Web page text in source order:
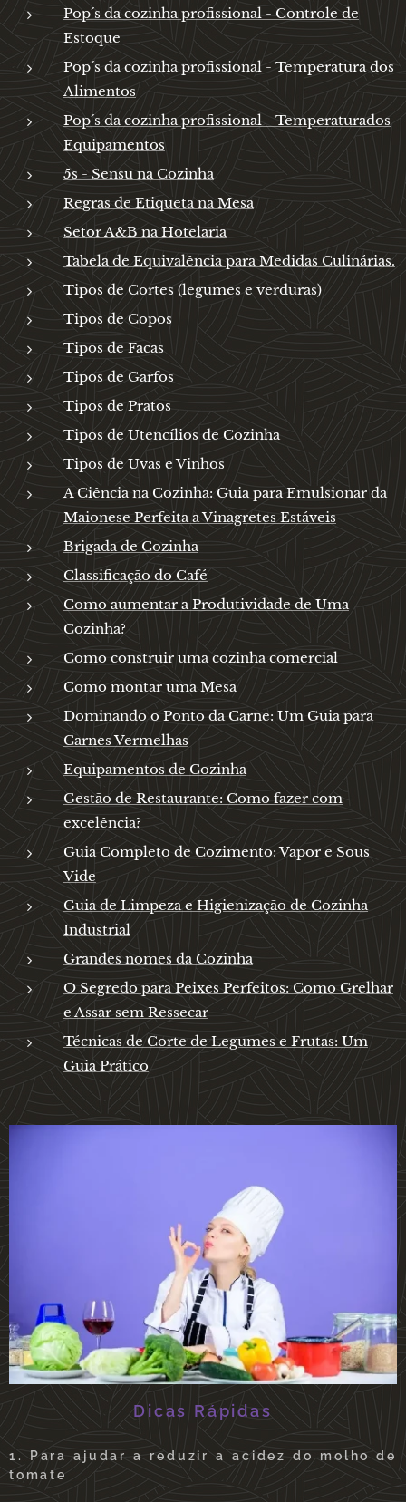
Pop´s da cozinha profissional - Controle de
Estoque
Pop´s da cozinha profissional - Temperatura dos
Alimentos
Pop´s da cozinha profissional - Temperaturados
Equipamentos
5s - Sensu na Cozinha
Regras de Etiqueta na Mesa
Setor A&B na Hotelaria
Tabela de Equivalência para Medidas Culinárias.
Tipos de Cortes (legumes e verduras)
Tipos de Copos
Tipos de Facas
Tipos de Garfos
Tipos de Pratos
Tipos de Utencílios de Cozinha
Tipos de Uvas e Vinhos
A Ciência na Cozinha: Guia para Emulsionar da
Maionese Perfeita a Vinagretes Estáveis
Brigada de Cozinha
Classificação do Café
Como aumentar a Produtividade de Uma
Cozinha?
Como construir uma cozinha comercial
Como montar uma Mesa
Dominando o Ponto da Carne: Um Guia para
Carnes Vermelhas
Equipamentos de Cozinha
Gestão de Restaurante: Como fazer com
excelência?
Guia Completo de Cozimento: Vapor e Sous
Vide
Guia de Limpeza e Higienização de Cozinha
Industrial
Grandes nomes da Cozinha
O Segredo para Peixes Perfeitos: Como Grelhar
e Assar sem Ressecar
Técnicas de Corte de Legumes e Frutas: Um
Guia Prático
Dicas Rápidas
1. Para ajudar a reduzir a acidez do molho de
tomate